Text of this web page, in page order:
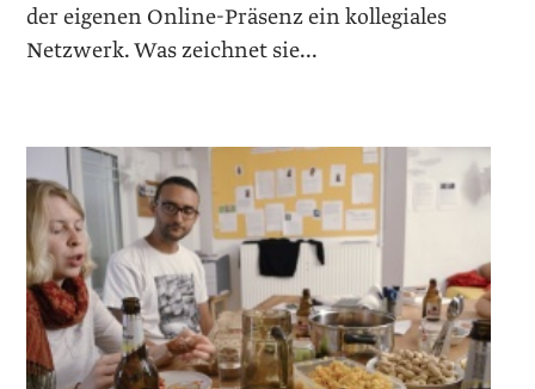
der eigenen Online-Präsenz ein kollegiales
Netzwerk. Was zeichnet sie...